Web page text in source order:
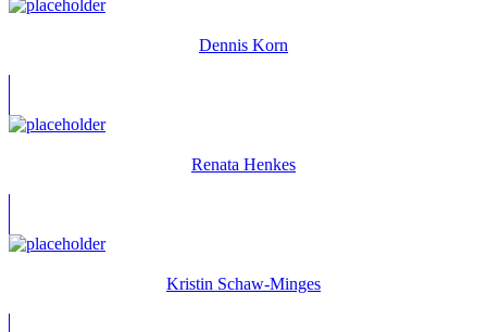
Dennis Korn
Renata Henkes
Kristin Schaw-Minges